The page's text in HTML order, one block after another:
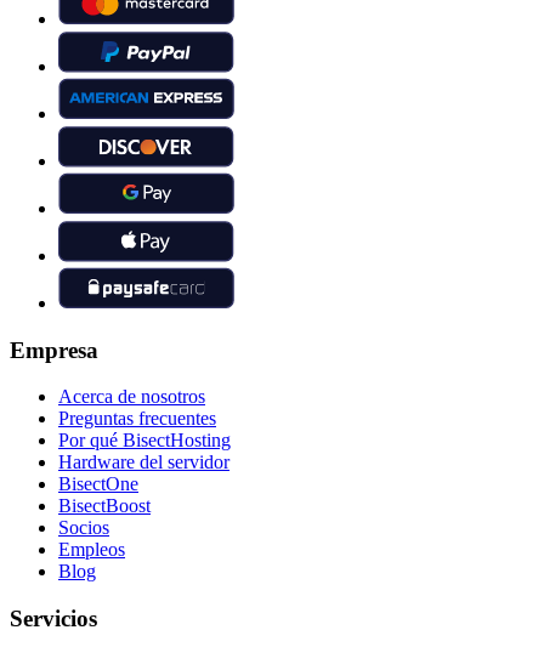
Empresa
Acerca de nosotros
Preguntas frecuentes
Por qué BisectHosting
Hardware del servidor
BisectOne
BisectBoost
Socios
Empleos
Blog
Servicios